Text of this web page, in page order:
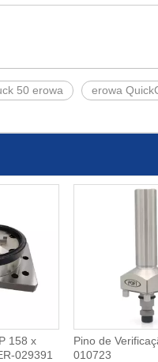
50 erowa erowa
158 x
029391
Pino de
010723